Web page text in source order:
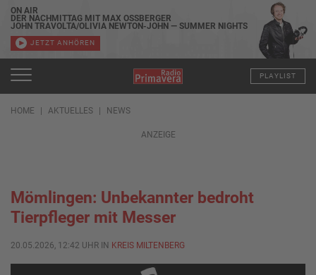
ON AIR
DER NACHMITTAG MIT MAX OSSBERGER
JOHN TRAVOLTA/OLIVIA NEWTON-JOHN — SUMMER NIGHTS
JETZT ANHÖREN
PLAYLIST
HOME AKTUELLES NEWS
ANZEIGE
Mömlingen: Unbekannter bedroht
Tierpfleger mit Messer
20.05.2026, 12:42 UHR IN KREIS MILTENBERG